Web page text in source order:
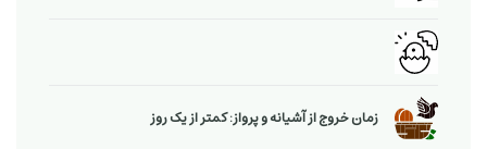
زمان خروج از آشیانه و پرواز: کمتر از یک روز